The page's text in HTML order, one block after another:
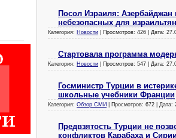
Посол Израиля:
небезопасных для
Категория: Новости | Просмотров: 426 | Дата:
Стартовала программа
Категория: Новости | Просмотров: 547 | Дата:
Госминистр Турции в
школьные учебники Франции
Категория: Обзор СМИ | Просмотров: 672 | Дата:
Предвзятость Турции не
конфликтов Карабаха и